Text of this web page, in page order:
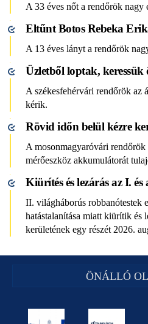
A 33 éves nőt a rendőrök nagy
Eltűnt Botos Rebeka
A 13 éves lányt a rendőrök
Üzletből loptak, keressük
A székesfehérvári rendőrök az
kérik.
Rövid időn belül kézre
A mosonmagyaróvári
mérőeszköz akkumulátorát
Kiürítés és lezárás az I.
II. világháborús robbanótestek
hatástalanítása miatt kiürítik és
kerületének egy részét 2026.
ÖNÁLLÓ